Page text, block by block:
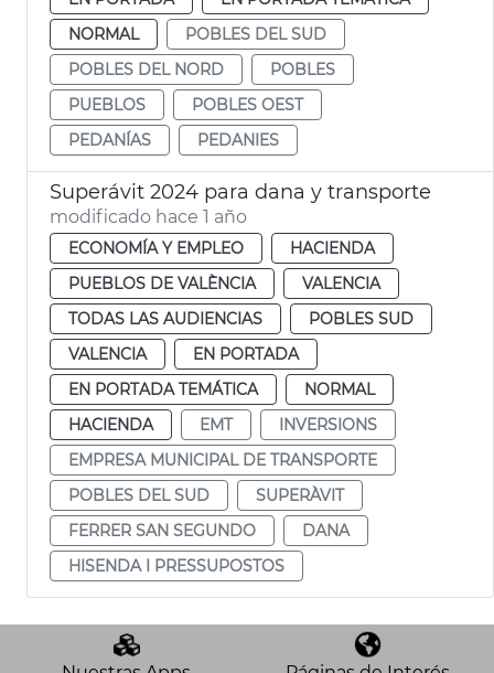
NORMAL
POBLES DEL SUD
POBLES DEL NORD
POBLES
PUEBLOS
POBLES OEST
PEDANÍAS
PEDANIES
Superávit 2024 para dana y transporte
modificado hace 1 año
ECONOMÍA Y EMPLEO
HACIENDA
PUEBLOS DE VALÈNCIA
VALENCIA
TODAS LAS AUDIENCIAS
POBLES SUD
VALENCIA
EN PORTADA
EN PORTADA TEMÁTICA
NORMAL
HACIENDA
EMT
INVERSIONS
EMPRESA MUNICIPAL DE TRANSPORTE
POBLES DEL SUD
SUPERÀVIT
FERRER SAN SEGUNDO
DANA
HISENDA I PRESSUPOSTOS